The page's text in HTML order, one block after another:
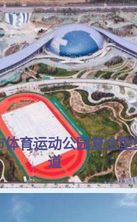
体育运动公园复合型
道